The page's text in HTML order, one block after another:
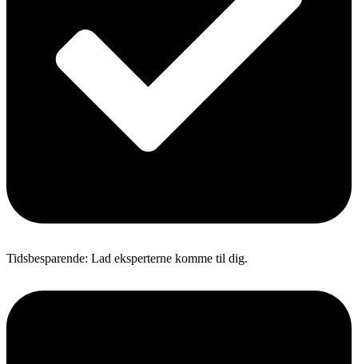
Tidsbesparende: Lad eksperterne komme til dig.